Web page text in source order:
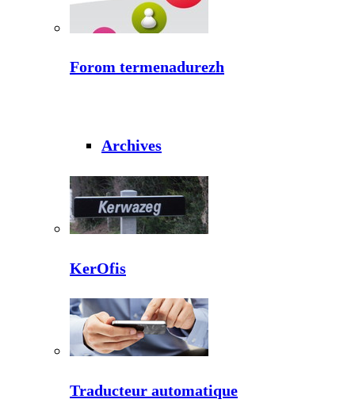
Forom termenadurezh
Archives
KerOfis
Traducteur automatique